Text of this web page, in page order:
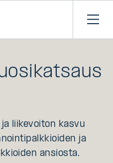
Avaa
liikevoiton kasvu
ja
ansiosta.